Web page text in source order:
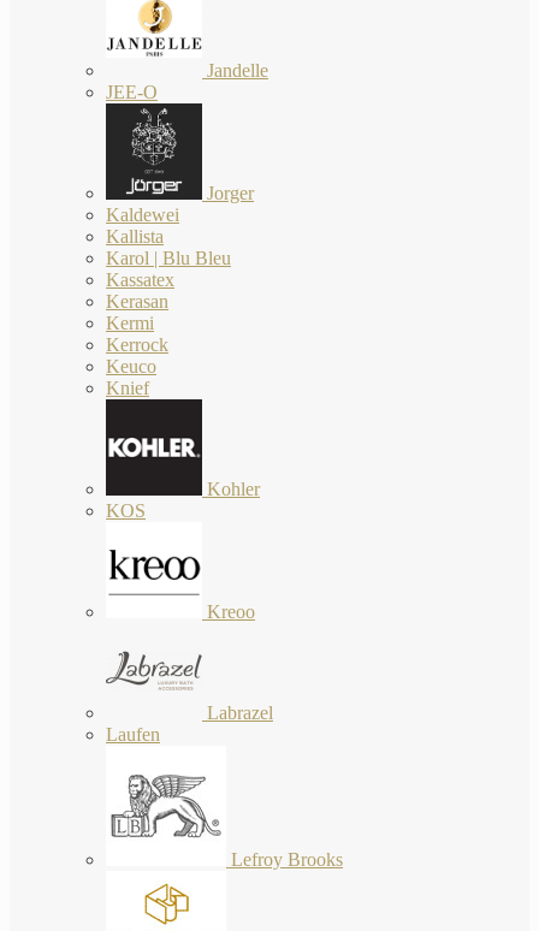
Jandelle
JEE-O
Jorger
Kaldewei
Kallista
Karol | Blu Bleu
Kassatex
Kerasan
Kermi
Kerrock
Keuco
Knief
Kohler
KOS
Kreoo
Labrazel
Laufen
Lefroy Brooks